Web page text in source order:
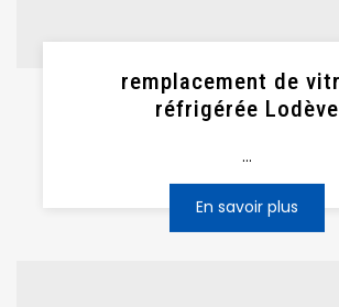
remplacement de
réfrigérée Lodève
...
En savoir plus